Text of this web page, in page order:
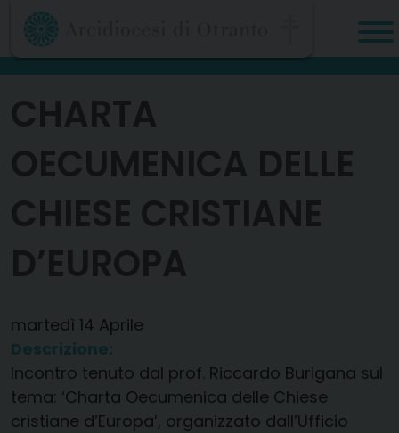
Skip
content
CHARTA
OECUMENICA DELLE
CHIESE CRISTIANE
D’EUROPA
martedì 14 Aprile
Descrizione:
Incontro tenuto dal prof. Riccardo Burigana sul
tema: ‘Charta Oecumenica delle Chiese
cristiane d’Europa’, organizzato dall’Ufficio